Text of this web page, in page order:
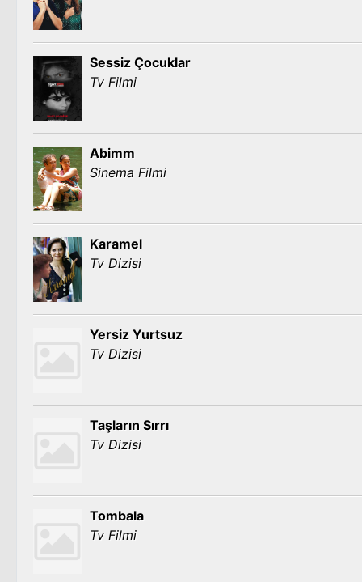
Sessiz Çocuklar
Tv Filmi
Abimm
Sinema Filmi
Karamel
Tv Dizisi
Yersiz Yurtsuz
Tv Dizisi
Taşların Sırrı
Tv Dizisi
Tombala
Tv Filmi